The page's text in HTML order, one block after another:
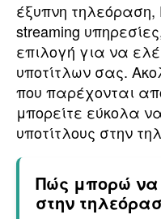
έξυπνη τηλεόραση,
streaming
επιλογή για να
υποτίτλων σας.
που παρέχονται
μπορείτε εύκολα
υποτίτλους στην
Πώς μπορώ να
στην